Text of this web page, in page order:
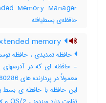
حافظه‌ی بسط‌یافته
حافظه تمدیدی ، حافظه
- حافظه ای که در آدرسهای